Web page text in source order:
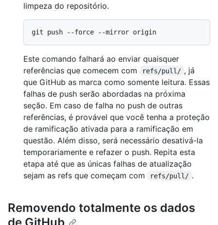
limpeza do repositório.
Este comando falhará ao enviar quaisquer
referências que comecem com
refs/pull/ , já
que GitHub as marca como somente leitura. Essas
falhas de push serão abordadas na próxima
seção. Em caso de falha no push de outras
referências, é provável que você tenha a proteção
de ramificação ativada para a ramificação em
questão. Além disso, será necessário desativá-la
temporariamente e refazer o push. Repita esta
etapa até que as únicas falhas de atualização
sejam as refs que começam com
refs/pull/ .
Removendo totalmente os dados